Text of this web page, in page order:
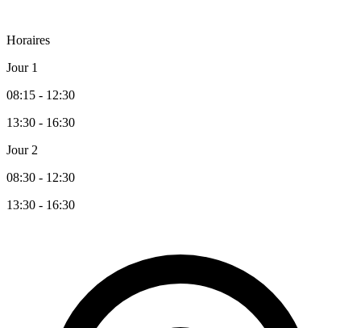
Horaires
Jour 1
08:15 - 12:30
13:30 - 16:30
Jour 2
08:30 - 12:30
13:30 - 16:30